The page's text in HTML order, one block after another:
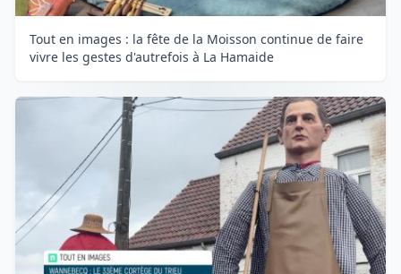
Tout en images : la fête de la Moisson continue de faire
vivre les gestes d'autrefois à La Hamaide